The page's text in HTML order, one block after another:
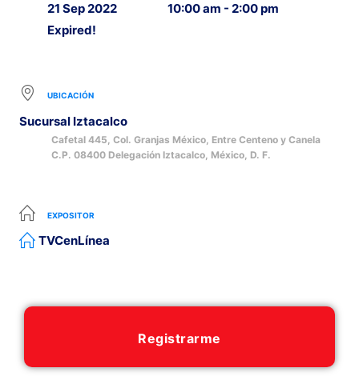
21 Sep 2022
Expired!
10:00 am - 2:00 pm
UBICACIÓN
Sucursal Iztacalco
Cafetal 445, Col. Granjas México, Entre Centeno y Canela
C.P. 08400 Delegación Iztacalco, México, D. F.
EXPOSITOR
TVCenLínea
Registrarme